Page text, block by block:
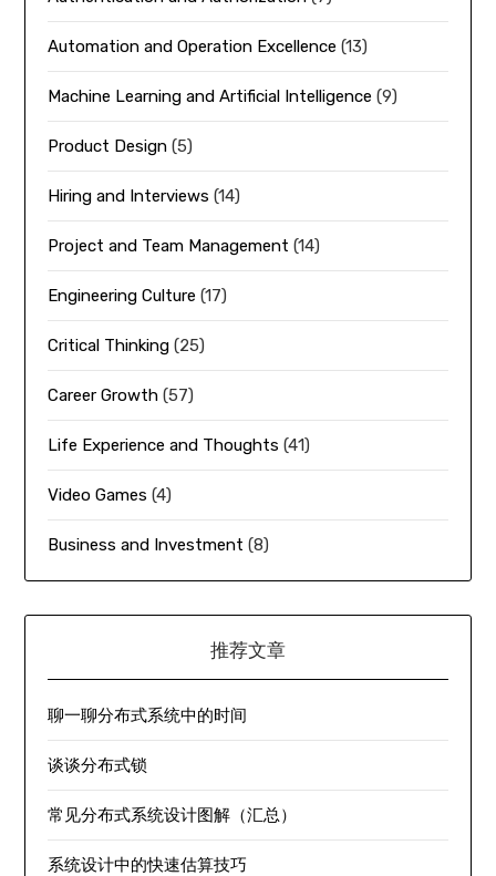
Automation and Operation Excellence (13)
Machine Learning and Artificial Intelligence (9)
Product Design (5)
Hiring and Interviews (14)
Project and Team Management (14)
Engineering Culture (17)
Critical Thinking (25)
Career Growth (57)
Life Experience and Thoughts (41)
Video Games (4)
Business and Investment (8)
推荐文章
聊一聊分布式系统中的时间
谈谈分布式锁
常见分布式系统设计图解（汇总）
系统设计中的快速估算技巧